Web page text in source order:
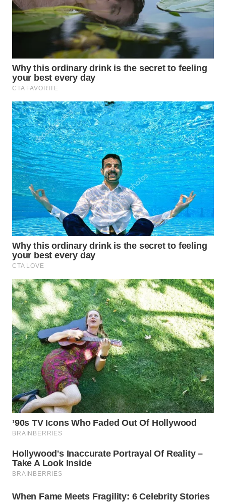
KARAWANG
WN
BOGOR
WN
DEPOK
WN
TAPANULI
UTARA
WN
SAMOSIR
WN
PADANG
LAWAS
WN
SUMEDANG
WN
CIANJUR
WN
KEPULAUAN
SERIBU
WN
TANGERANG
BINJAI
CIREBON